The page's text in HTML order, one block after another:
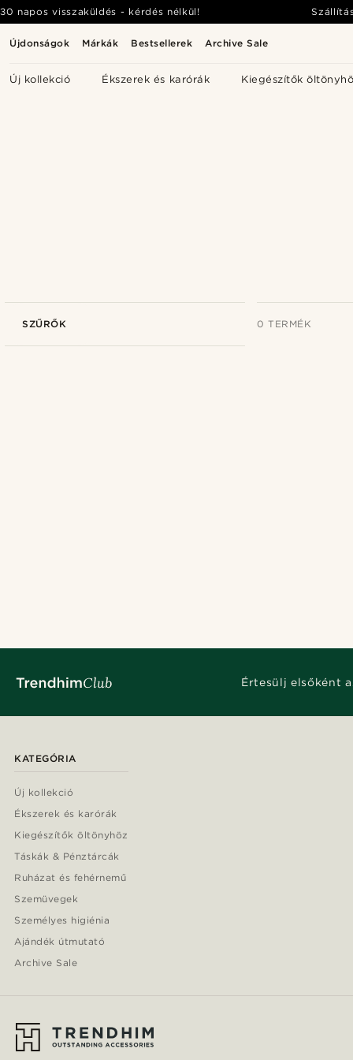
Újdonságok Márkák Bestsellerek Archive Sale
Új kollekció Ékszerek és karórák Kiegészítők
30 napos visszaküldés - kérdés nélkül!
SZŰRŐK 0 TERMÉK
Értesülj elsőként
KATEGÓRIA
Új kollekció
Ékszerek és karórák
Kiegészítők öltönyhöz
Táskák & Pénztárcák
Ruházat és fehérnemű
Szemüvegek
Személyes higiénia
Ajándék útmutató
Archive Sale